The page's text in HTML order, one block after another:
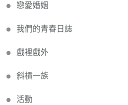
戀愛婚姻
我們的青春日誌
戲裡戲外
斜槓一族
活動